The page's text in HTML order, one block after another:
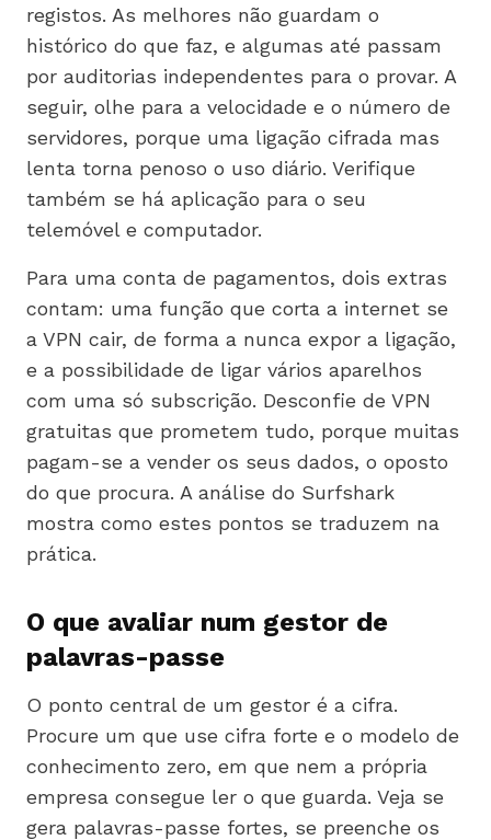
registos. As melhores não guardam o
histórico do que faz, e algumas até passam
por auditorias independentes para o provar. A
seguir, olhe para a velocidade e o número de
servidores, porque uma ligação cifrada mas
lenta torna penoso o uso diário. Verifique
também se há aplicação para o seu
telemóvel e computador.
Para uma conta de pagamentos, dois extras
contam: uma função que corta a internet se
a VPN cair, de forma a nunca expor a ligação,
e a possibilidade de ligar vários aparelhos
com uma só subscrição. Desconfie de VPN
gratuitas que prometem tudo, porque muitas
pagam-se a vender os seus dados, o oposto
do que procura. A análise do Surfshark
mostra como estes pontos se traduzem na
prática.
O que avaliar num gestor de
palavras-passe
O ponto central de um gestor é a cifra.
Procure um que use cifra forte e o modelo de
conhecimento zero, em que nem a própria
empresa consegue ler o que guarda. Veja se
gera palavras-passe fortes, se preenche os